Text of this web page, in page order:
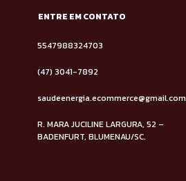
ENTRE EM CONTATO
5547988324703
(47) 3041-7892
saudeenergia.ecommerce@gmail.com
R. MARA JUCILINE LARGURA, 52 –
BADENFURT, BLUMENAU/SC.